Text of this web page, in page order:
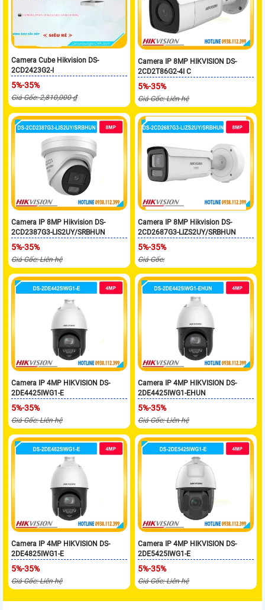
Camera Cube Hikvision DS-
2CD2423G2-I
5%-35%
Giá Gốc: 2,810,000 ₫
Camera IP 8MP HIKVISION DS-
2CD2T86G2-4I C
5%-35%
Giá Gốc: Liên hệ
Camera IP 8MP Hikvision DS-
2CD2387G3-LIS2UY/SRBHUN
5%-35%
Giá Gốc: Liên hệ
Camera IP 8MP Hikvision DS-
2CD2687G3-LIZS2UY/SRBHUN
5%-35%
Giá Gốc:
Camera IP 4MP HIKVISION DS-
2DE4425IWG1-E
5%-35%
Giá Gốc: Liên hệ
Camera IP 4MP HIKVISION DS-
2DE4425IWG1-EHUN
5%-35%
Giá Gốc: Liên hệ
Camera IP 4MP HIKVISION DS-
2DE4825IWG1-E
5%-35%
Giá Gốc: Liên hệ
Camera IP 4MP HIKVISION DS-
2DE5425IWG1-E
5%-35%
Giá Gốc: Liên hệ